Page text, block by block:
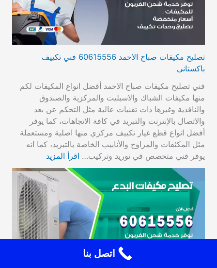
تصليح مكيفات صباح الاحمد 60615556 فني تكييف
باكستاني
فني تصليح مكيفات صباح الاحمد أفضل انواع المكيفات لكم
منها مكيفات الشباك والاسبليت والمركزية والصندوق
والنافذية وغيرها ذات تقنيات عالية مثل التحكم عن بعد
والاتصال بالإنترنت والتبريد في كافة الاتجاهات، كما يوفر
أفضل انواع قطع غيار تكييف مركزي منها اصلية ومستعملة
مثل المكثفات والمراوح والأنابيب الخاصة بالتبريد، كما انه
يوفر فني متخصص في توريد وتركيب… اقرأ المزيد
اتصل بنا